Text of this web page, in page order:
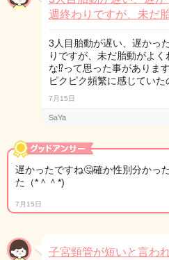
週終わりですが、未だ
3人目胎動が遅い、遅かっ
りですが、未だ胎動がよ
な⁉︎って思った事がありま
ピクピク頻繁に感じてい
7月15日
SaYa
遅かったですね🤔確か性別分かっ
た（*＾＾*)
7月15日
子宮頸管が短いと言わ